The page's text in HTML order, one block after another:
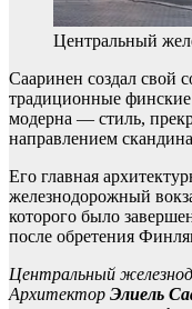
Центральный
Сааринен создал свой
традиционные
модерна — стиль,
направлением
Его главная
железнодорожный
которого было
после обретения
Центральный
Архитектор Элиель